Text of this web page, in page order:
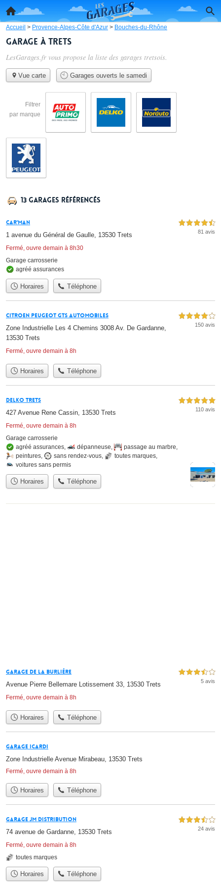
Accueil > Provence-Alpes-Côte d'Azur > Bouches-du-Rhône
Garage à Trets
LesGarages.fr vous propose la liste des garages tretsois.
Vue carte Garages ouverts le samedi
Filtrer
par marque
13 garages référencés
Car'Man
1 avenue du Général de Gaulle, 13530 Trets
Fermé, ouvre demain à 8h30
4,5 étoiles sur 5
81 avis
Garage carrosserie
agréé assurances
Horaires Téléphone
Citroen Peugeot Gts Automobiles
Zone Industrielle Les 4 Chemins 3008 Av. De Gardanne,
13530 Trets
Fermé, ouvre demain à 8h
4,0 étoiles sur 5
150 avis
Horaires Téléphone
DELKO Trets
427 Avenue Rene Cassin, 13530 Trets
Fermé, ouvre demain à 8h
5,0 étoiles sur 5
110 avis
Garage carrosserie
agréé assurances, dépanneuse, passage au marbre,
peintures, sans rendez-vous, toutes marques,
voitures sans permis
Horaires Téléphone
Garage de la Burliére
Avenue Pierre Bellemare Lotissement 33, 13530 Trets
Fermé, ouvre demain à 8h
3,5 étoiles sur 5
5 avis
Horaires Téléphone
Garage Icardi
Zone Industrielle Avenue Mirabeau, 13530 Trets
Fermé, ouvre demain à 8h
Horaires Téléphone
Garage JM Distribution
74 avenue de Gardanne, 13530 Trets
Fermé, ouvre demain à 8h
3,5 étoiles sur 5
24 avis
toutes marques
Horaires Téléphone